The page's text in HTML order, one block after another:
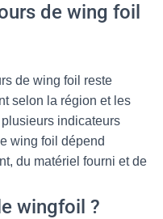
de wing foil
de wing foil reste
selon la région et les
indicateurs
wing foil dépend
du matériel fourni et de
wingfoil ?